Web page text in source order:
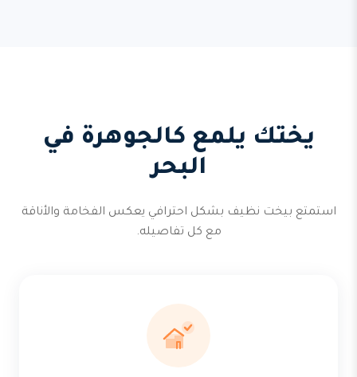
يختك يلمع كالجوهرة في
البحر
استمتع بيخت نظيف بشكل احترافي يعكس الفخامة والأناقة
مع كل تفاصيله.